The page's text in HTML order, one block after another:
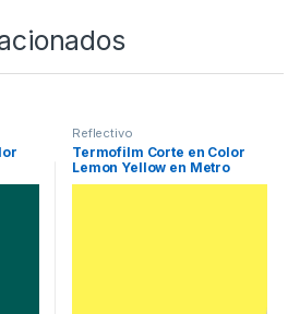
Reflectivo
Termofilm Corte en Color
Lemon Yellow en Metro
Lineal